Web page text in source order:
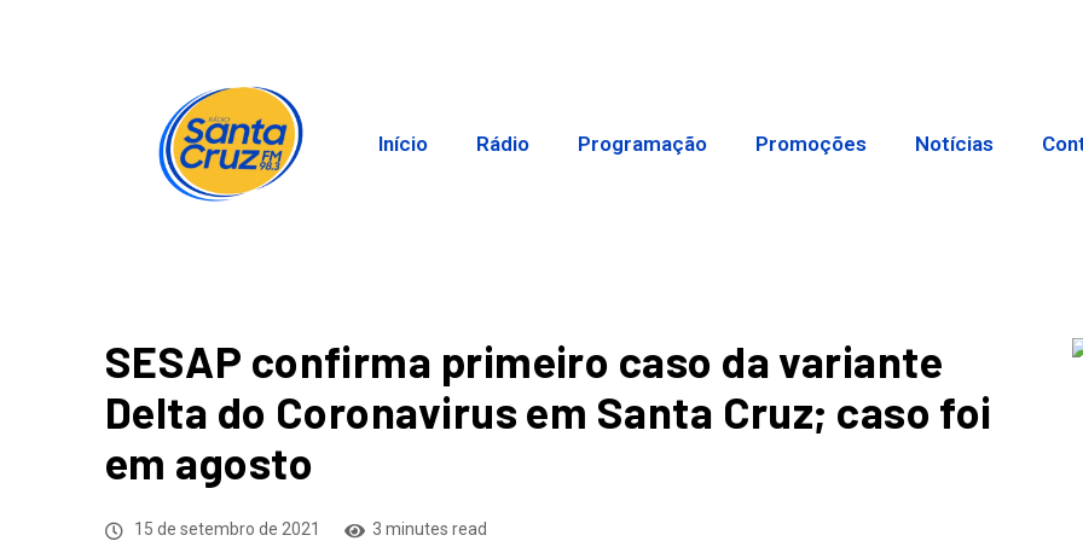
Início Rádio Programação Promoções Notícias
SESAP confirma primeiro caso da variante
Delta do Coronavirus em Santa Cruz; caso foi
em agosto
15 de setembro de 2021 3 minutes read